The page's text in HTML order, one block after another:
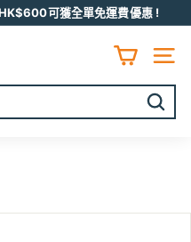
可獲全單免運費優惠 !
網頁
開